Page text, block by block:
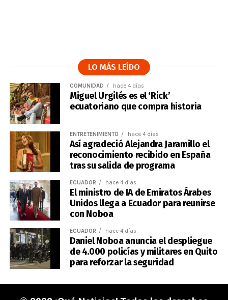
LO MÁS LEÍDO
COMUNIDAD hace 4 días
Miguel Urgilés es el ‘Rick’
ecuatoriano que compra historia
ENTRETENIMIENTO hace 4 días
Así agradeció Alejandra Jaramillo el
reconocimiento recibido en España
tras su salida de programa
ECUADOR hace 4 días
El ministro de IA de Emiratos Árabes
Unidos llega a Ecuador para reunirse
con Noboa
ECUADOR hace 4 días
Daniel Noboa anuncia el despliegue
de 4.000 policías y militares en Quito
para reforzar la seguridad